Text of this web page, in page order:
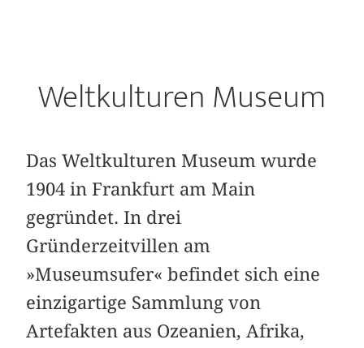
Weltkulturen Museum
Das Weltkulturen Museum wurde
1904 in Frankfurt am Main
gegründet. In drei
Gründerzeitvillen am
»Museumsufer« befindet sich eine
einzigartige Sammlung von
Artefakten aus Ozeanien, Afrika,